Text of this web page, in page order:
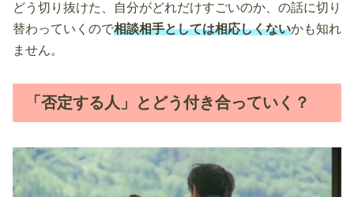
どう切り抜けた、自分がどれだけすごいのか、の話に切り
替わっていくので相談相手としては相応しくないかも知れ
ません。
「否定する人」とどう付き合っていく？